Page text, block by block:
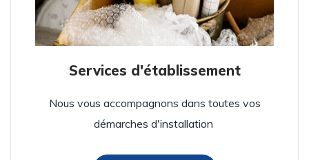
Services d'établissement
Nous vous accompagnons dans toutes vos
démarches d'installation